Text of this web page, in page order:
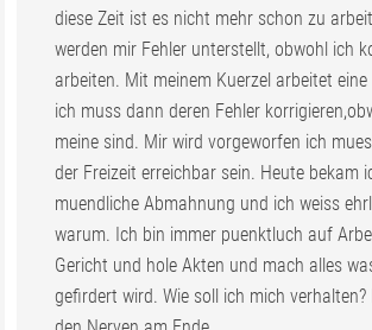
diese Zeit ist es nicht mehr schon zu
werden mir Fehler unterstellt, obwohl ich
arbeiten. Mit meinem Kuerzel arbeitet
ich muss dann deren Fehler
meine sind. Mir wird vorgeworfen ich
der Freizeit erreichbar sein. Heute bekam
muendliche Abmahnung und ich weiss
warum. Ich bin immer puenktluch auf
Gericht und hole Akten und mach alles
gefirdert wird. Wie soll ich mich